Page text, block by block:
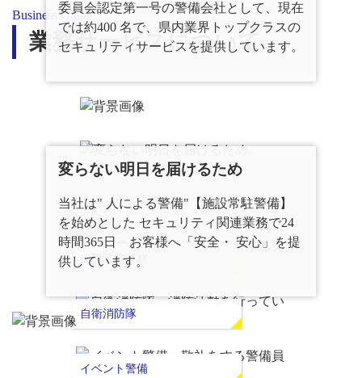
委員会認定第一号の警備会社として、現在
では約400 名で、県内業界トップクラスの
セキュリティサービスを提供しています。
Business Guide
業務サービスについて
変らない明日を届けるため
当社は" 人による警備"【施設常駐警備】
を始めとした セキュリティ関連業務で24
時間365日 お客様へ「安全・ 安心」を提
供しています。
施設常駐業務
自衛消防隊
イベント警備